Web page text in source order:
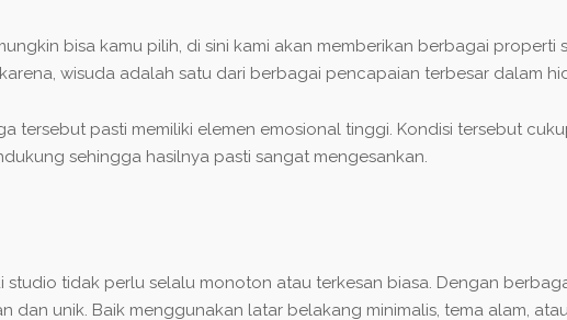
bisa kamu pilih, di sini kami akan memberikan berbagai
wisuda adalah satu dari berbagai pencapaian terbesar dalam
tersebut pasti memiliki elemen emosional tinggi. Kondisi tersebut
sehingga hasilnya pasti sangat mengesankan.
studio tidak perlu selalu monoton atau terkesan biasa. Dengan
dan unik. Baik menggunakan latar belakang minimalis, tema alam,